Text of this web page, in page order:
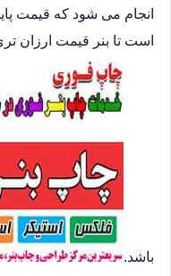
انجام می شود که قیمت
است تا بنر قیمت ارزان
باشد.